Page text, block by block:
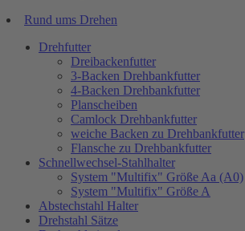
Rund ums Drehen
Drehfutter
Dreibackenfutter
3-Backen Drehbankfutter
4-Backen Drehbankfutter
Planscheiben
Camlock Drehbankfutter
weiche Backen zu Drehbankfutter
Flansche zu Drehbankfutter
Schnellwechsel-Stahlhalter
System "Multifix" Größe Aa (A0)
System "Multifix" Größe A
Abstechstahl Halter
Drehstahl Sätze